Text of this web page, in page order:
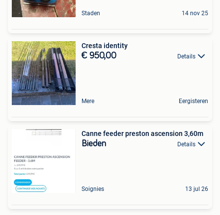
Staden 14 nov 25
Cresta identity
€ 950,00 Details
Mere Eergisteren
Canne feeder preston ascension 3,60m
Bieden Details
Soignies 13 jul 26